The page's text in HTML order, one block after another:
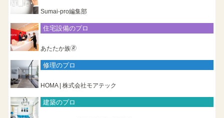
Sumai-pro編集部
住宅設備のプロ
あたたか族🄬
修理のプロ
HOMA | 株式会社モアテック
建築のプロ